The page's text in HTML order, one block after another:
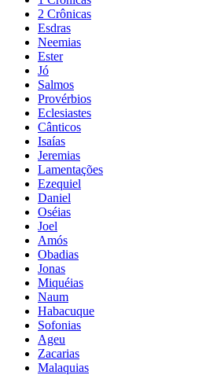
2 Crônicas
Esdras
Neemias
Ester
Jó
Salmos
Provérbios
Eclesiastes
Cânticos
Isaías
Jeremias
Lamentações
Ezequiel
Daniel
Oséias
Joel
Amós
Obadias
Jonas
Miquéias
Naum
Habacuque
Sofonias
Ageu
Zacarias
Malaquias